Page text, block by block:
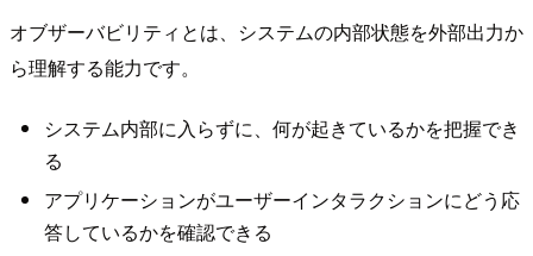
オブザーバビリティとは、システムの内部状態を外部出力か
ら理解する能力です。
システム内部に入らずに、何が起きているかを把握でき
る
アプリケーションがユーザーインタラクションにどう応
答しているかを確認できる